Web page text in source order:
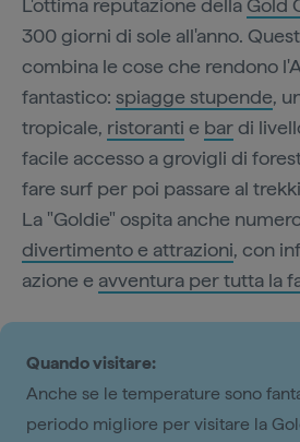
L'ottima reputazione della Gold
300 giorni di sole all'anno.
combina le cose che rendono
fantastico: spiagge stupende,
tropicale, ristoranti e bardi
facile accesso a grovigli di
fare surf per poi passare al
La "Goldie" ospita anche
divertimento e attrazioni, con
azione e avventura per tutta la
Quando visitare:
Anche se le temperature sono
periodo migliore per visitare la